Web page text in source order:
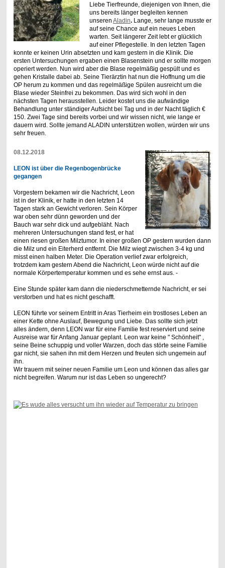
Liebe Tierfreunde, diejenigen von Ihnen, die
uns bereits länger begleiten kennen
unseren Aladin.Lange, sehr lange musste er
auf seine Chance auf ein neues Leben
warten. Seit längerer Zeit lebt er glücklich
auf einer Pflegestelle. In den letzten Tagen
konnte er keinen Urin absetzten und kam gestern in die Klinik. Die
ersten Untersuchungen ergaben einen Blasenstein und er sollte morgen
operiert werden. Nun wird aber die Blase regelmäßig gespült und es
gehen Kristalle dabei ab. Seine Tierärztin hat nun die Hoffnung um die
OP herum zu kommen und das regelmäßige Spülen ausreicht um die
Blase wieder Steinfrei zu bekommen. Das wird sich wohl in den
nächsten Tagen herausstellen. Leider kostet uns die aufwändige
Behandlung unter ständiger Aufsicht bei Tag und in der Nacht täglich €
150. Zwei Tage sind bereits vorbei und wir wissen nicht, wie lange er
dauern wird. Sollte jemand ALADIN unterstützen wollen, würden wir uns
sehr freuen.
08.12.2018
LEON ist über die Regenbogenbrücke
gegangen
Vorgestern bekamen wir die Nachricht, Leon
ist in der Klinik, er hatte in den letzten 14
Tagen stark an Gewicht verloren. Sein Körper
war oben sehr dünn geworden und der
Bauch war sehr dick und aufgebläht. Nach
mehreren Untersuchungen stand fest, er hat
einen riesen großen Milztumor. In einer großen OP gestern wurden dann
die Milz und ein Eiterherd entfernt. Die Milz wiegt zwischen 3-4 kg und
misst einen halben Meter. Die Operation verlief zwar erfolgreich,
trotzdem kam gestern Abend die Nachricht, Leon würde nicht auf die
normale Körpertemperatur kommen und es sehe ernst aus. -
Eine Stunde später kam dann die niederschmetternde Nachricht, er sei
verstorben und hat es nicht geschafft.
LEON führte vor seinem Entritt in Aras Tierheim ein trostloses Leben an
einer Kette ohne Auslauf, Bewegung und Liebe. Das sollte sich jetzt
alles ändern, denn LEON war für eine Familie fest reserviert und seine
Ausreise war für Anfang Januar geplant. Leon war keine " Schönheit" ,
seine Beine schuppig und voller Warzen, doch das störte seine Familie
gar nicht, sie sahen ihn mit dem Herzen und freuten sich ungemein auf
ihn.
Wir trauern mit seiner neuen Familie um Leon und können das alles gar
nicht begreifen. Warum nur ist das Leben so ungerecht?